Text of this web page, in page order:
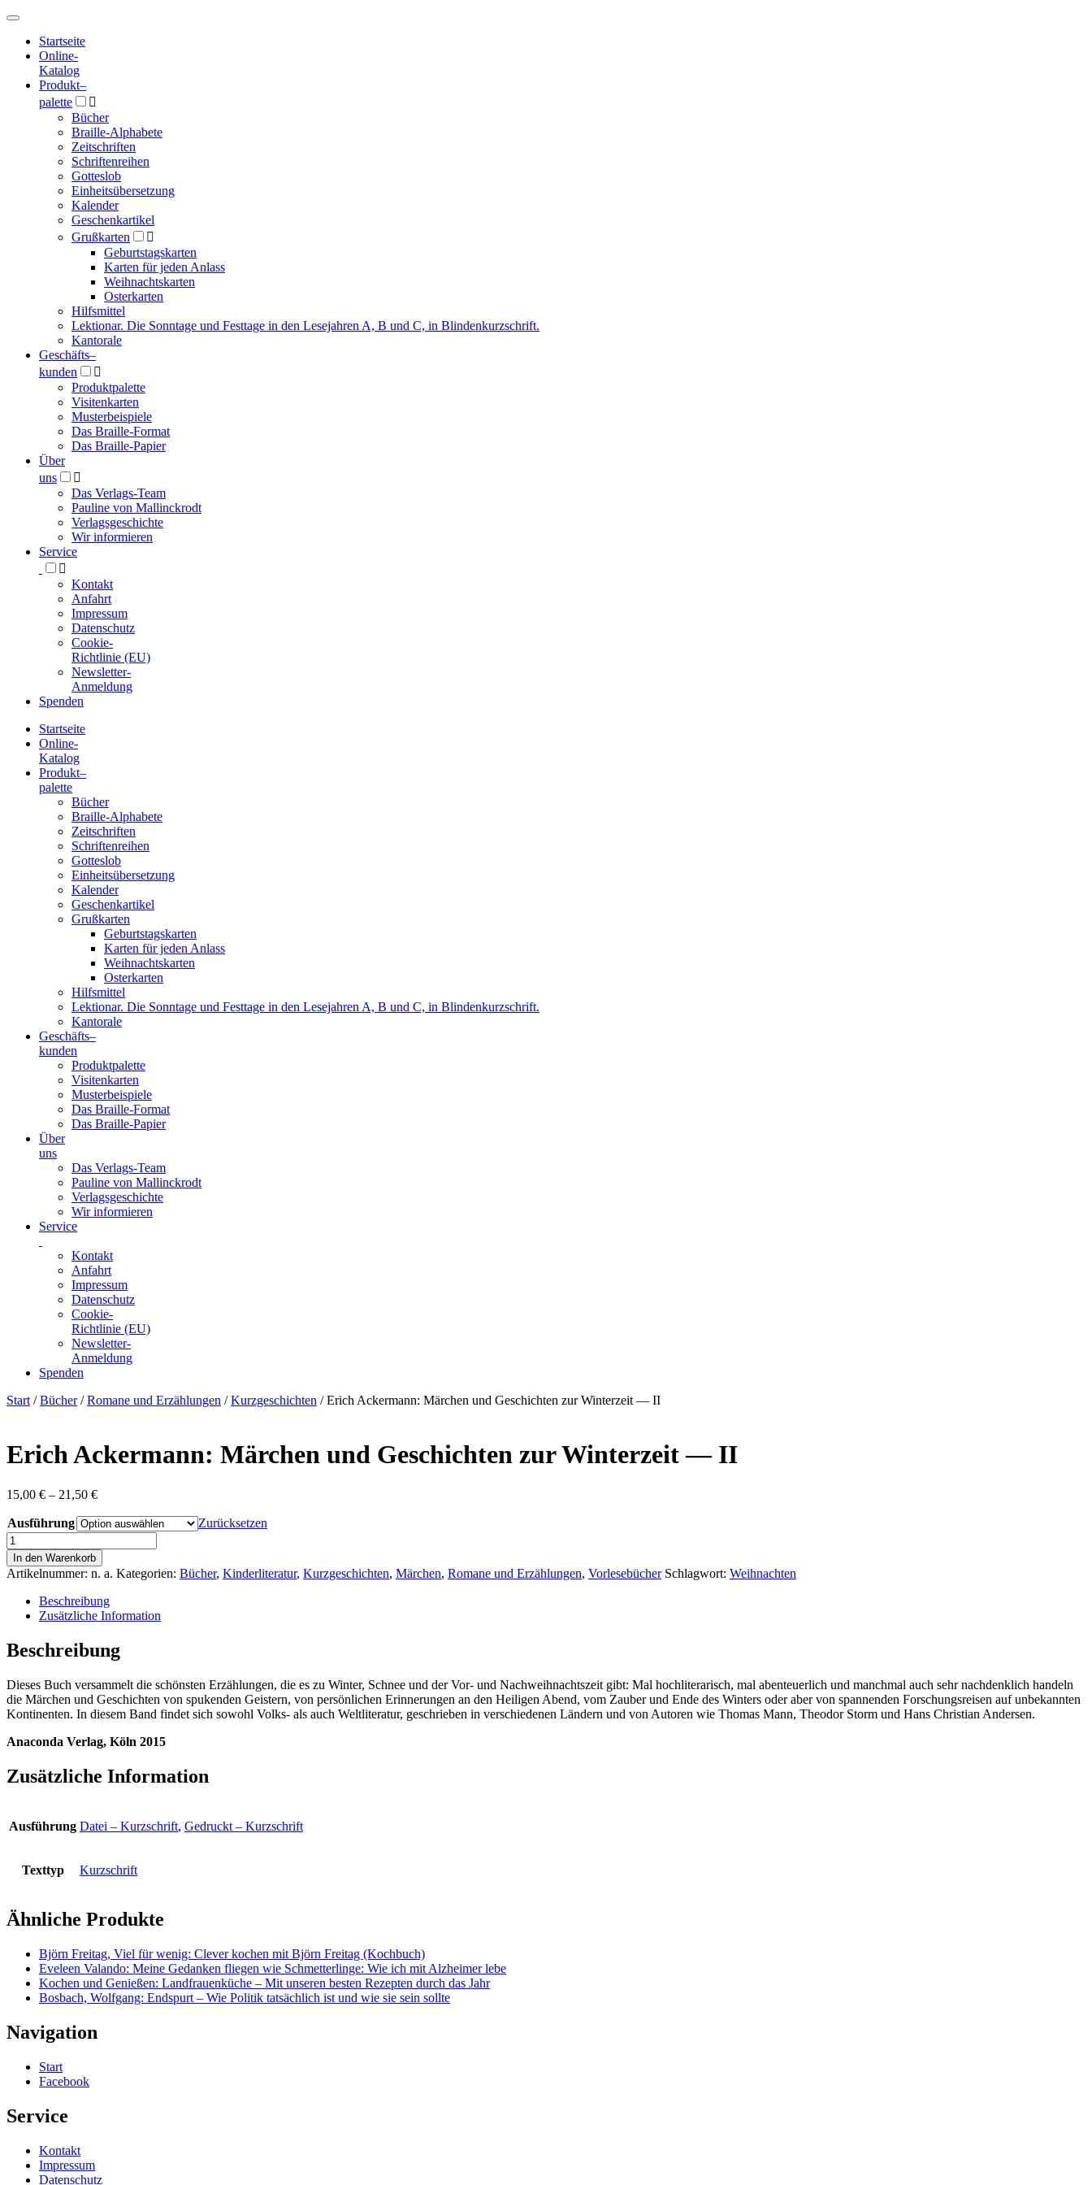
Hauptmenü
Hauptmenü
Startseite
Online-
Katalog
Produkt–
palette

Bücher
Braille-Alphabete
Zeitschriften
Schriftenreihen
Gotteslob
Einheitsübersetzung
Kalender
Geschenkartikel
Grußkarten

Geburtstagskarten
Karten für jeden Anlass
Weihnachtskarten
Osterkarten
Hilfsmittel
Lektionar. Die Sonntage und Festtage in den Lesejahren A, B und C, in Blindenkurzschrift.
Kantorale
Geschäfts­–
kunden

Produktpalette
Visitenkarten
Musterbeispiele
Das Braille-Format
Das Braille-Papier
Über
uns

Das Verlags-Team
Pauline von Mallinckrodt
Verlagsgeschichte
Wir informieren
Service

Kontakt
Anfahrt
Impressum
Datenschutz
Cookie-
Richtlinie (EU)
Newsletter-
Anmeldung
Spenden
Blindenschrift-
Verlag
Druckerei
gGmbH
Startseite
Online-
Katalog
Produkt–
palette
Bücher
Braille-Alphabete
Zeitschriften
Schriftenreihen
Gotteslob
Einheitsübersetzung
Kalender
Geschenkartikel
Grußkarten
Geburtstagskarten
Karten für jeden Anlass
Weihnachtskarten
Osterkarten
Hilfsmittel
Lektionar. Die Sonntage und Festtage in den Lesejahren A, B und C, in Blindenkurzschrift.
Kantorale
Geschäfts­–
kunden
Produktpalette
Visitenkarten
Musterbeispiele
Das Braille-Format
Das Braille-Papier
Über
uns
Das Verlags-Team
Pauline von Mallinckrodt
Verlagsgeschichte
Wir informieren
Service
Kontakt
Anfahrt
Impressum
Datenschutz
Cookie-
Richtlinie (EU)
Newsletter-
Anmeldung
Spenden
Skip
Start /Bücher/Romane und Erzählungen /Kurzgeschichten / Erich Ackermann: Märchen und Geschichten zur Winterzeit — II
Erich Ackermann: Märchen und Geschichten zur Winterzeit — II
15,00 € – 21,50 €Preisspanne:
bis
21,50 €
Ausführung
Zurücksetzen
Erich
Ackermann:
Märchen
und
Geschichten
Winterzeit
—
II
In den Warenkorb
Artikelnummer: n. a. Kategorien: Bücher, Kinderliteratur, Kurzgeschichten, Märchen, Romane und Erzählungen, Vorlesebücher Schlagwort: Weihnachten
Beschreibung
Zusätzliche Information
Beschreibung
Dieses Buch versammelt die schönsten Erzählungen, die es zu Winter, Schnee und der Vor- und Nachweihnachtszeit gibt: Mal hochliterarisch, mal abenteuerlich und manchmal auch sehr nachdenklich handeln
die Märchen und Geschichten von spukenden Geistern, von persönlichen Erinnerungen an den Heiligen Abend, vom Zauber und Ende des Winters oder aber von spannenden Forschungsreisen auf unbekannten
Kontinenten. In diesem Band findet sich sowohl Volks- als auch Weltliteratur, geschrieben in verschiedenen Ländern und von Autoren wie Thomas Mann, Theodor Storm und Hans Christian Andersen.
Anaconda Verlag, Köln 2015
Zusätzliche Information
Ausführung Datei – Kurzschrift, Gedruckt – Kurzschrift
Texttyp Kurzschrift
Ähnliche Produkte
Björn Freitag, Viel für wenig: Clever kochen mit Björn Freitag (Kochbuch)
Eveleen Valando: Meine Gedanken fliegen wie Schmetterlinge: Wie ich mit Alzheimer lebe
Kochen und Genießen: Landfrauenküche – Mit unseren besten Rezepten durch das Jahr
Bosbach, Wolfgang: Endspurt – Wie Politik tatsächlich ist und wie sie sein sollte
Navigation
Start
Facebook
Service
Kontakt
Impressum
Datenschutz